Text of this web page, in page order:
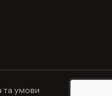
та умови